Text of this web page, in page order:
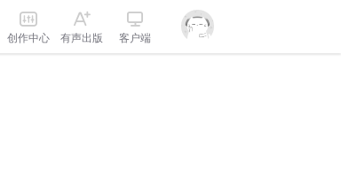
创作中心 有声出版 客户端